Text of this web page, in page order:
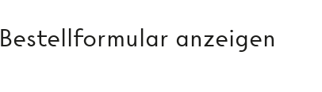
Bestellformular anzeigen